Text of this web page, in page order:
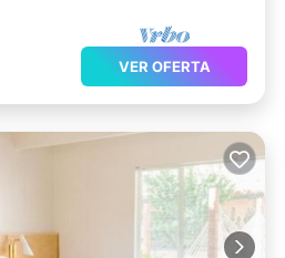
VER OFERTA